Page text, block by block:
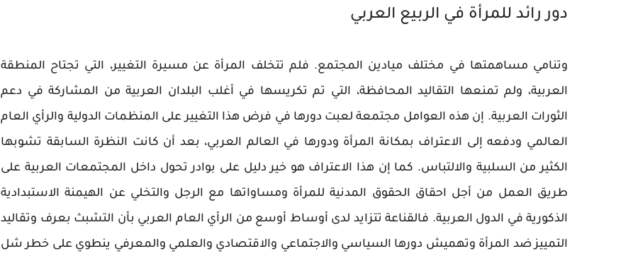
دور رائد للمرأة في الربيع العربي
وتنامي مساهمتها في مختلف ميادين المجتمع. فلم تتخلف المرأة عن مسيرة التغيير، التي تجتاح المنطقة
العربية، ولم تمنعها التقاليد المحافظة، التي تم تكريسها في أغلب البلدان العربية من المشاركة في دعم
الثورات العربية. إن هذه العوامل مجتمعة لعبت دورها في فرض هذا التغيير على المنظمات الدولية والرأي العام
العالمي ودفعه إلى الاعتراف بمكانة المرأة ودورها في العالم العربي، بعد أن كانت النظرة السابقة تشوبها
الكثير من السلبية والالتباس. كما إن هذا الاعتراف هو خير دليل على بوادر تحول داخل المجتمعات العربية على
طريق العمل من أجل احقاق الحقوق المدنية للمرأة ومساواتها مع الرجل والتخلي عن الهيمنة الاستبدادية
الذكورية في الدول العربية. فالقناعة تتزايد لدى أوساط أوسع من الرأي العام العربي بأن التشبث بعرف وتقاليد
التمييز ضد المرأة وتهميش دورها السياسي والاجتماعي والاقتصادي والعلمي والمعرفي ينطوي على خطر شل